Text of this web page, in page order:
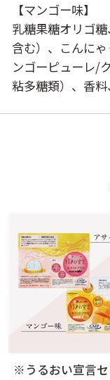
【マンゴー味】
乳糖果糖オリゴ
含む）、こんに
ンゴーピューレ/
粘多糖類）、香
※うるおい宣言